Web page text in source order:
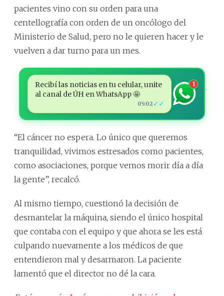
pacientes vino con su orden para una
centellografía con orden de un oncólogo del
Ministerio de Salud, pero no le quieren hacer y le
vuelven a dar turno para un mes.
Recibí las noticias en tu celular, unite
al canal de ÚH en WhatsApp 🤩
05:02 ✓✓
1
“El cáncer no espera. Lo único que queremos
tranquilidad, vivimos estresados como pacientes,
como asociaciones, porque vemos morir día a día
la gente”, recalcó.
Al mismo tiempo, cuestionó la decisión de
desmantelar la máquina, siendo el único hospital
que contaba con el equipo y que ahora se les está
culpando nuevamente a los médicos de que
entendieron mal y desarmaron. La paciente
lamentó que el director no dé la cara.